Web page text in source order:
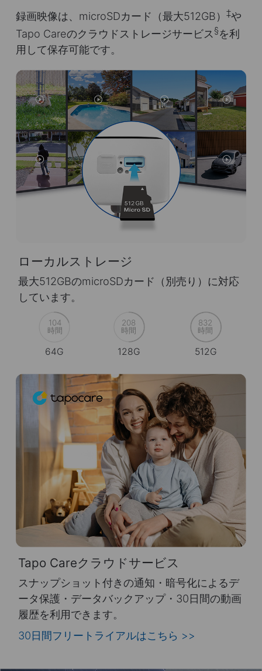
録画映像は、microSDカード（最大512GB） ‡や
Tapo Careのクラウドストレージサービス §を利
用して保存可能です。
ローカルストレージ
最大512GBのmicroSDカード（別売り）に対応
しています。
104
時間
64G
208
時間
128G
832
時間
512G
Tapo Careクラウドサービス
スナップショット付きの通知・暗号化によるデ
ータ保護・データバックアップ・30日間の動画
履歴を利用できます。
30日間フリートライアルはこちら >>